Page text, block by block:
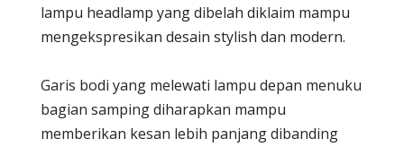
lampu headlamp yang dibelah diklaim mampu
mengekspresikan desain stylish dan modern.
Garis bodi yang melewati lampu depan menuku
bagian samping diharapkan mampu
memberikan kesan lebih panjang dibanding